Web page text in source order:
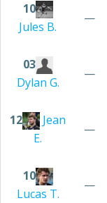
10
Jules B.
—
03
Dylan G.
—
12
Jean
E.
—
10
Lucas T.
—